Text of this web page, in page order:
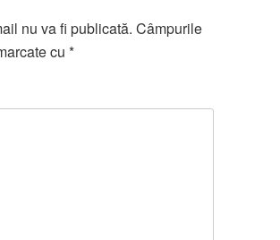
nu va fi publicată. Câmpurile
cu*